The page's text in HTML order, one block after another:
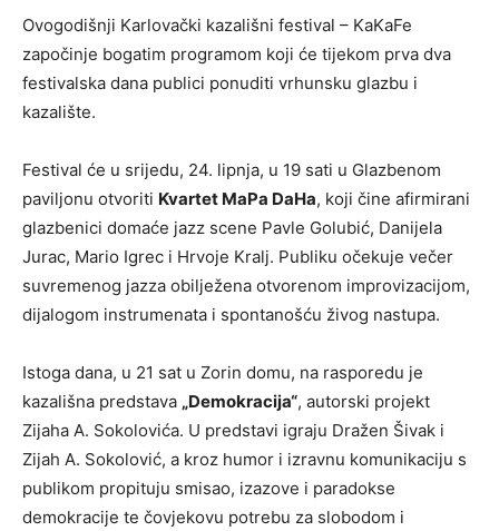
Ovogodišnji Karlovački kazališni festival – KaKaFe
započinje bogatim programom koji će tijekom prva dva
festivalska dana publici ponuditi vrhunsku glazbu i
kazalište.
Festival će u srijedu, 24. lipnja, u 19 sati u Glazbenom
paviljonu otvoriti Kvartet MaPa DaHa, koji čine afirmirani
glazbenici domaće jazz scene Pavle Golubić, Danijela
Jurac, Mario Igrec i Hrvoje Kralj. Publiku očekuje večer
suvremenog jazza obilježena otvorenom improvizacijom,
dijalogom instrumenata i spontanošću živog nastupa.
Istoga dana, u 21 sat u Zorin domu, na rasporedu je
kazališna predstava „Demokracija“, autorski projekt
Zijaha A. Sokolovića. U predstavi igraju Dražen Šivak i
Zijah A. Sokolović, a kroz humor i izravnu komunikaciju s
publikom propituju smisao, izazove i paradokse
demokracije te čovjekovu potrebu za slobodom i